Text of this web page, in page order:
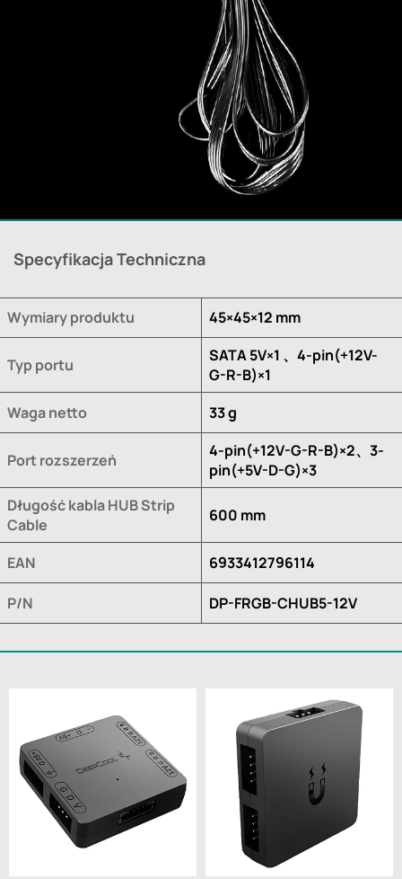
Specyfikacja Techniczna
Wymiary produktu 45×45×12 mm
Typ portu
SATA 5V×1 、4-pin(+12V-
G-R-B)×1
Waga netto
33 g
Port rozszerzeń
4-pin(+12V-G-R-B)×2、3-
pin(+5V-D-G)×3
Długość kabla HUB Strip
Cable
600 mm
EAN 6933412796114
P/N DP-FRGB-CHUB5-12V